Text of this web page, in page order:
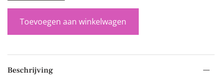
Toevoegen aan winkelwagen
Beschrijving